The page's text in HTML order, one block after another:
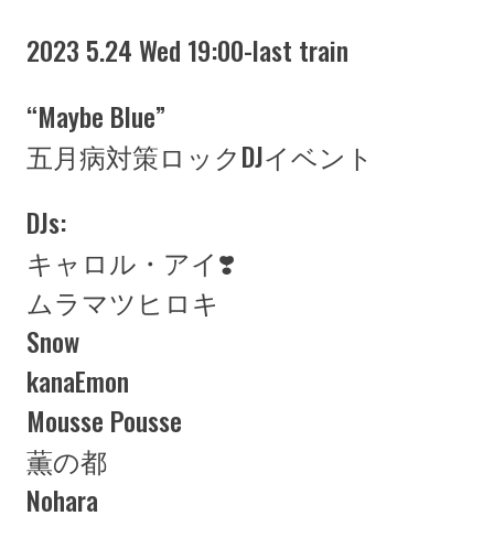
2023 5.24 Wed 19:00-last train
“Maybe Blue”
五月病対策ロックDJイベント
DJs:
キャロル・アイ❣️
ムラマツヒロキ
Snow
kanaEmon
Mousse Pousse
薫の都
Nohara